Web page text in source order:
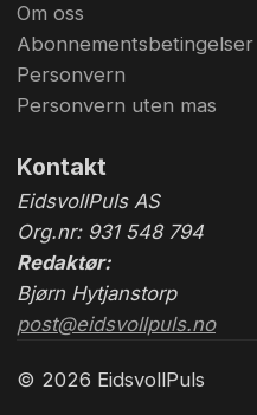
Om oss
Abonnementsbetingelser
Personvern
Personvern uten mas
Kontakt
EidsvollPuls AS
Org.nr: 931 548 794
Redaktør:
Bjørn Hytjanstorp
post@eidsvollpuls.no
© 2026 EidsvollPuls